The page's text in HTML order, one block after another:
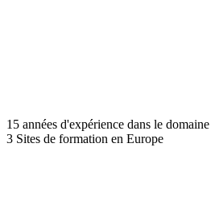
15 années d'expérience dans le domaine
3 Sites de formation en Europe